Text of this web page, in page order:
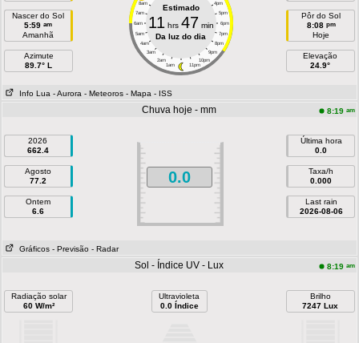
Nascer do Sol
5:59 am
Amanhã
Azimute
89.7° L
8am 4pm
7am 5pm
6am 6pm
5am 7pm
4am 8pm
3am 9pm
2am 10pm
1am 11pm
Estimado
11 hrs 47 min
Da luz do dia
Pôr do Sol
8:08 pm
Hoje
Elevação
24.9°
Info Lua - Aurora - Meteoros - Mapa - ISS
Chuva hoje - mm 8:19 am
2026
662.4
Agosto
77.2
Ontem
6.6
0.0
Última hora
0.0
Taxa/h
0.000
Last rain
2026-08-06
Gráficos - Previsão - Radar
Sol - Índice UV - Lux 8:19 am
Radiação solar
60 W/m²
Ultravioleta
0.0 Índice
Brilho
7247 Lux